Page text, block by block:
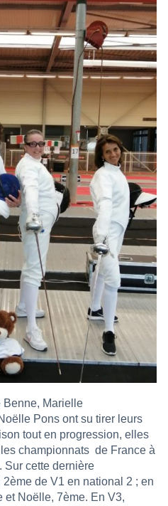
Benne, Marielle
Pons ont su tirer leurs
tout en progression, elles
championnats de France à
Sur cette dernière
2ème de V1 en national 2 ; en
et Noëlle, 7ème. En V3,